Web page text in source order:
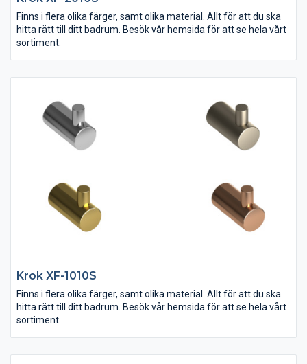
Finns i flera olika färger, samt olika material. Allt för att du ska
hitta rätt till ditt badrum. Besök vår hemsida för att se hela vårt
sortiment.
Krok XF-1010S
Finns i flera olika färger, samt olika material. Allt för att du ska
hitta rätt till ditt badrum. Besök vår hemsida för att se hela vårt
sortiment.